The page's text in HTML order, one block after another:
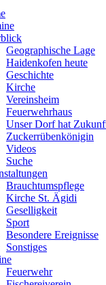
Geographische Lage
Haidenkofen heute
Geschichte
Kirche
Vereinsheim
Feuerwehrhaus
Unser Dorf hat
Zuckerrübenkönigin
Videos
Suche
Brauchtumspflege
Kirche St. Ägidi
Geselligkeit
Sport
Besondere Ereignisse
Sonstiges
Feuerwehr